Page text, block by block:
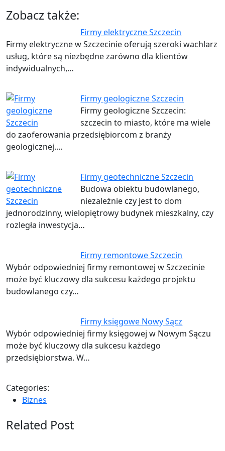
Zobacz także:
Firmy elektryczne Szczecin
Firmy elektryczne w Szczecinie oferują szeroki wachlarz
usług, które są niezbędne zarówno dla klientów
indywidualnych,…
Firmy geologiczne Szczecin
Firmy geologiczne Szczecin:
szczecin to miasto, które ma wiele
do zaoferowania przedsiębiorcom z branży
geologicznej.…
Firmy geotechniczne Szczecin
Budowa obiektu budowlanego,
niezależnie czy jest to dom
jednorodzinny, wielopiętrowy budynek mieszkalny, czy
rozległa inwestycja…
Firmy remontowe Szczecin
Wybór odpowiedniej firmy remontowej w Szczecinie
może być kluczowy dla sukcesu każdego projektu
budowlanego czy…
Firmy księgowe Nowy Sącz
Wybór odpowiedniej firmy księgowej w Nowym Sączu
może być kluczowy dla sukcesu każdego
przedsiębiorstwa. W…
Categories:
Biznes
Related Post